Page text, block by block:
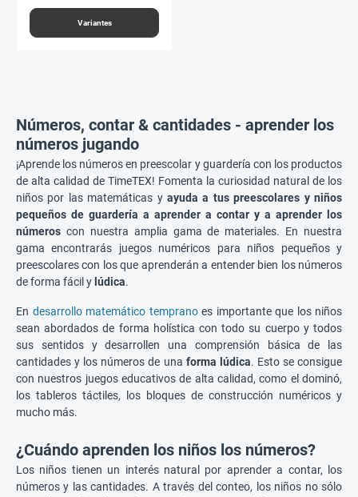
Variantes
Números, contar & cantidades - aprender los
números jugando
¡Aprende los números en preescolar y guardería con los productos
de alta calidad de TimeTEX! Fomenta la curiosidad natural de los
niños por las matemáticas y ayuda a tus preescolares y niños
pequeños de guardería a aprender a contar y a aprender los
números con nuestra amplia gama de materiales. En nuestra
gama encontrarás juegos numéricos para niños pequeños y
preescolares con los que aprenderán a entender bien los números
de forma fácil y lúdica.
En desarrollo matemático tempranoes importante que los niños
sean abordados de forma holística con todo su cuerpo y todos
sus sentidos y desarrollen una comprensión básica de las
cantidades y los números de una forma lúdica. Esto se consigue
con nuestros juegos educativos de alta calidad, como el dominó,
los tableros táctiles, los bloques de construcción numéricos y
mucho más.
¿Cuándo aprenden los niños los números?
Los niños tienen un interés natural por aprender a contar, los
números y las cantidades. A través del conteo, los niños no sólo